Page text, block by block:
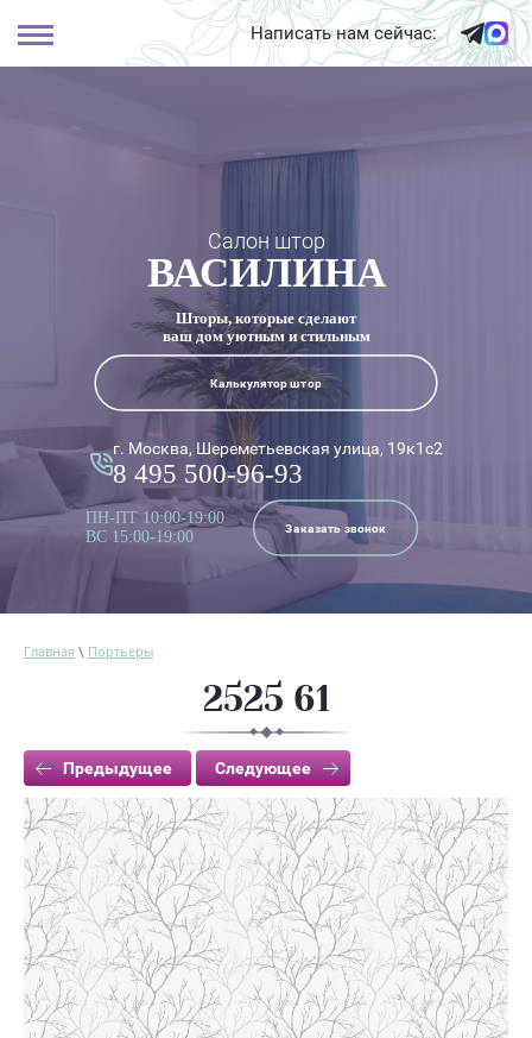
Написать нам сейчас:
Салон штор
ВАСИЛИНА
Шторы, которые сделают
ваш дом уютным и стильным
Калькулятор штор
г. Москва, Шереметьевская улица, 19к1с2
8 495 500-96-93
ПН-ПТ 10:00-19:00
ВС 15:00-19:00
Заказать звонок
Главная \ Портьеры
2525 61
Предыдущее Следующее